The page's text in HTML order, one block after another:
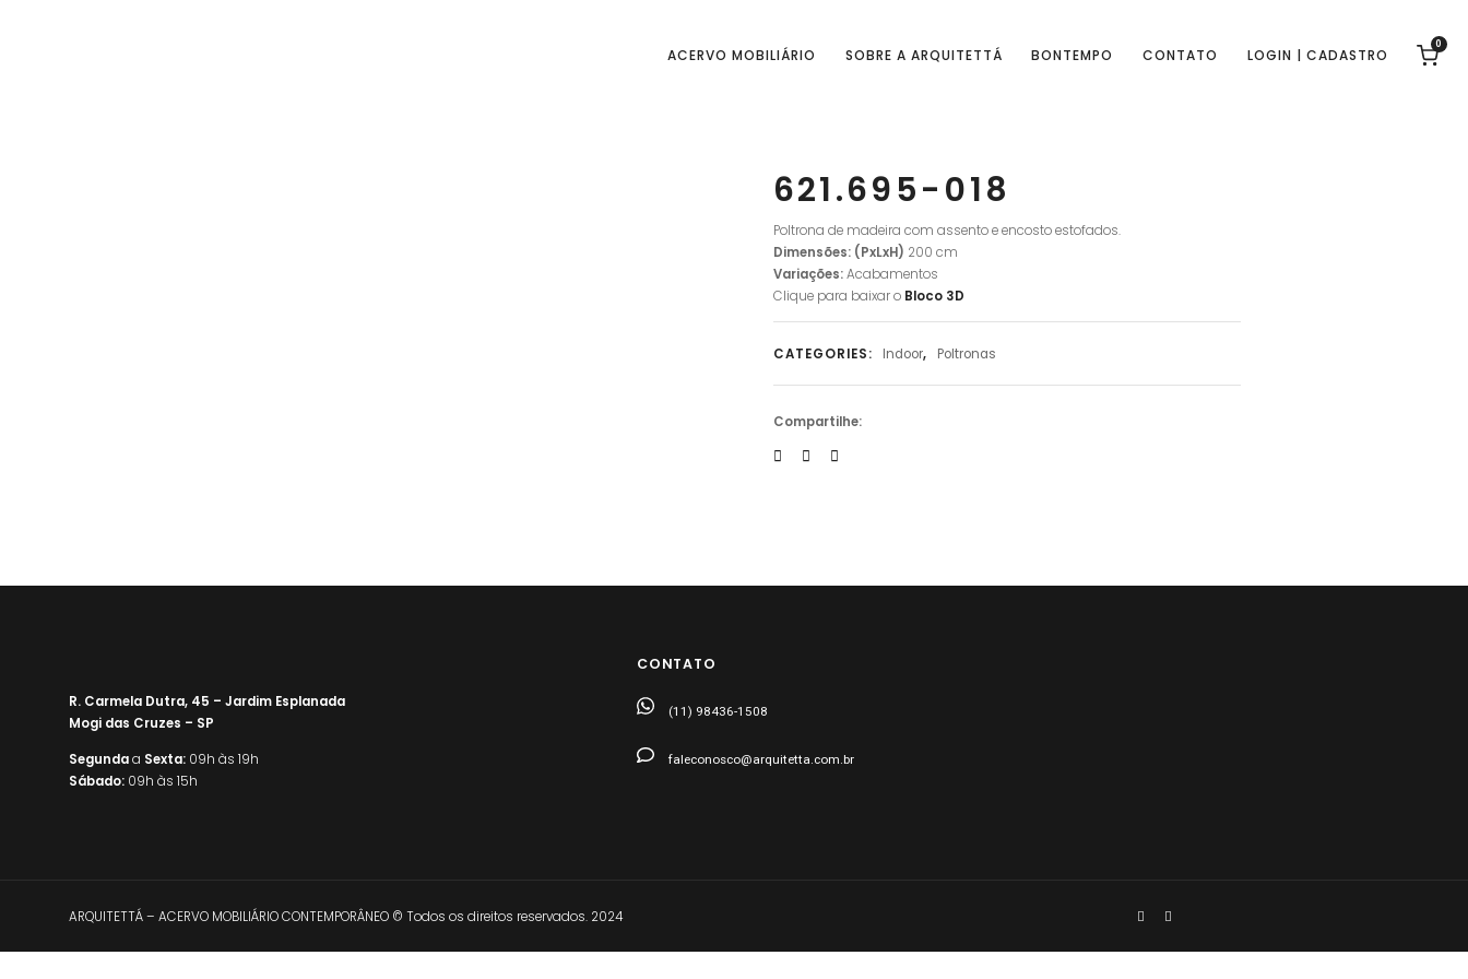
ACERVO MOBILIÁRIO SOBRE A ARQUITETTÁ BONTEMPO CONTATO LOGIN | CADASTRO
0
621.695-018
Poltrona de madeira com assento e encosto estofados.
Dimensões: (PxLxH) 200 cm
Variações:Acabamentos
Clique para baixar o Bloco 3D
CATEGORIES: Indoor, Poltronas
Compartilhe:
R. Carmela Dutra, 45 – Jardim Esplanada
Mogi das Cruzes – SP
Segundaa Sexta:09h às 19h
Sábado:09h às 15h
CONTATO
(11) 98436-1508
faleconosco@arquitetta.com.br
ARQUITETTÁ – ACERVO MOBILIÁRIO CONTEMPORÂNEO © Todos os direitos reservados. 2024